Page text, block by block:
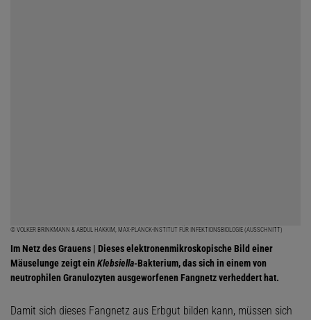
© VOLKER BRINKMANN & ABDUL HAKKIM, MAX-PLANCK-INSTITUT FÜR INFEKTIONSBIOLOGIE (AUSSCHNITT)
Im Netz des Grauens | Dieses elektronenmikroskopische Bild einer
Mäuselunge zeigt einKlebsiella-Bakterium, das sich in einem von
neutrophilen Granulozyten ausgeworfenen Fangnetz verheddert hat.
Damit sich dieses Fangnetz aus Erbgut bilden kann, müssen sich